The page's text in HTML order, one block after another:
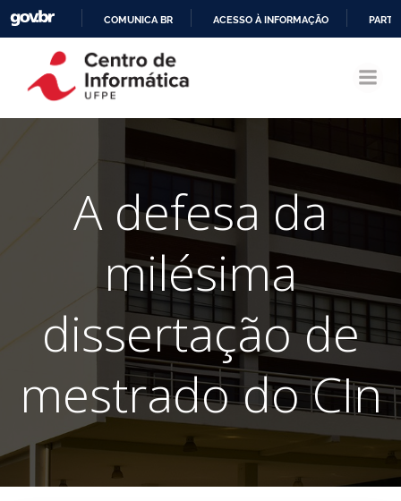
CONTEÚDO
COMUNICA BR ACESSO À INFORMAÇÃO
A defesa da
milésima
dissertação de
mestrado do CIn